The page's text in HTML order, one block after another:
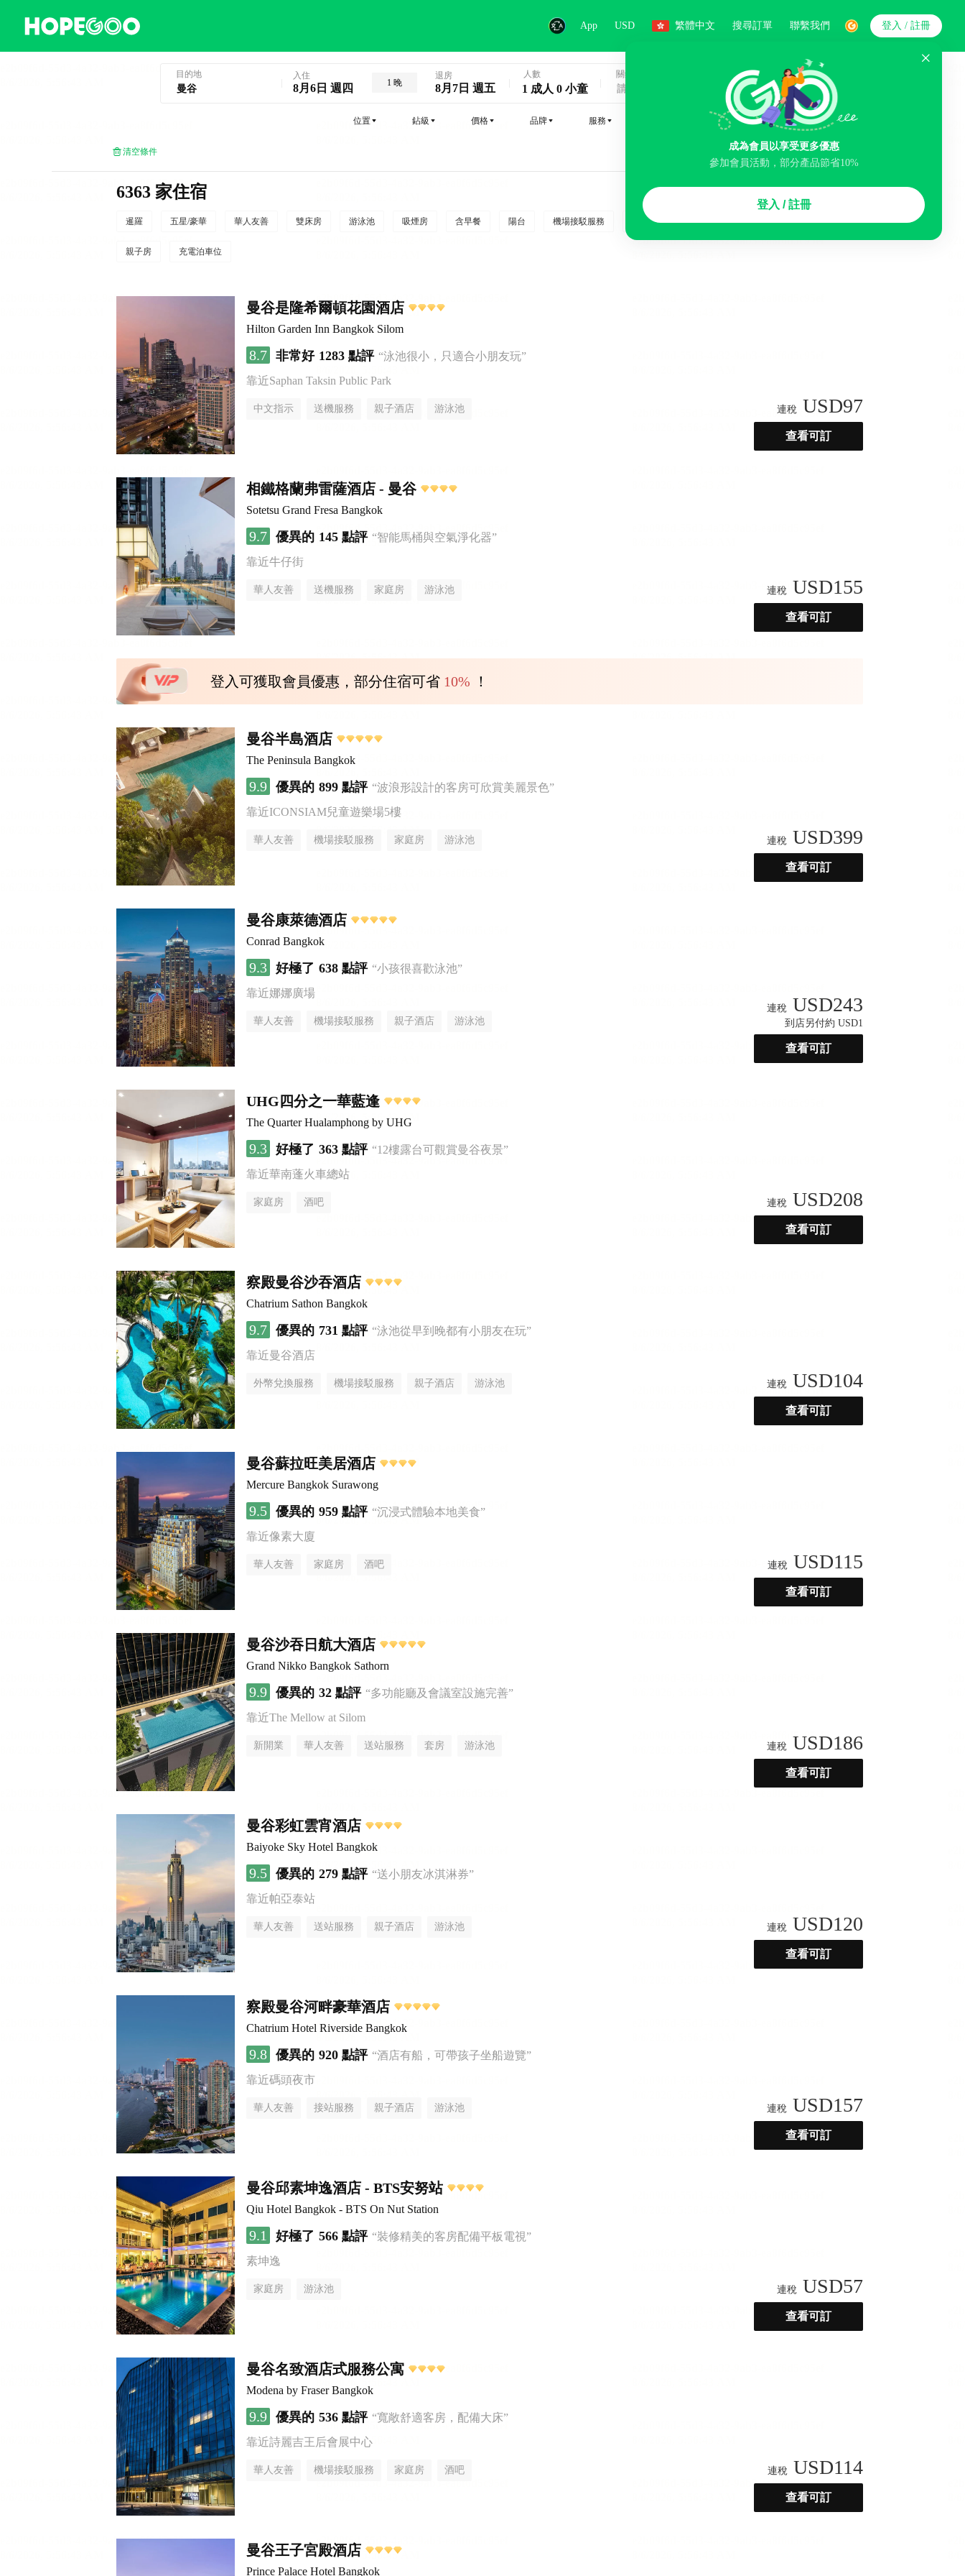
App USD 繁體中文 搜尋訂單 聯繫我們
成為會員以享受更多優惠
參加會員活動，部分產品節省10%
登入 / 註冊
登入 / 註冊
目的地 入住
8月6日 週四 1 晚
退房
8月7日 週五
人數
1 成人 0 小童
關鍵字
搜索
位置 鉆級 價格 品牌 服務
清空條件
6363 家住宿
暹羅 五星/豪華 華人友善 雙床房 游泳池 吸煙房 含早餐 陽台 機場接駁服務 吸煙區 免費取消 民宿 泊車場
親子房 充電泊車位
曼谷是隆希爾頓花園酒店
Hilton Garden Inn Bangkok Silom
8.7 非常好 1283 點評 “泳池很小，只適合小朋友玩”
靠近Saphan Taksin Public Park
中文指示 送機服務 親子酒店 游泳池 連稅 USD97
查看可訂
相鐵格蘭弗雷薩酒店 - 曼谷
Sotetsu Grand Fresa Bangkok
9.7 優異的 145 點評 “智能馬桶與空氣淨化器”
靠近牛仔街
華人友善 送機服務 家庭房 游泳池 連稅 USD155
查看可訂
登入可獲取會員優惠，部分住宿可省 10% ！
曼谷半島酒店
The Peninsula Bangkok
9.9 優異的 899 點評 “波浪形設計的客房可欣賞美麗景色”
靠近ICONSIAM兒童遊樂場5樓
華人友善 機場接駁服務 家庭房 游泳池 連稅 USD399
查看可訂
曼谷康萊德酒店
Conrad Bangkok
9.3 好極了 638 點評 “小孩很喜歡泳池”
靠近娜娜廣場
華人友善 機場接駁服務 親子酒店 游泳池
連稅 USD243
到店另付約 USD1
查看可訂
UHG四分之一華藍逢
The Quarter Hualamphong by UHG
9.3 好極了 363 點評 “12樓露台可觀賞曼谷夜景”
靠近華南蓬火車總站
家庭房 酒吧 連稅 USD208
查看可訂
察殿曼谷沙吞酒店
Chatrium Sathon Bangkok
9.7 優異的 731 點評 “泳池從早到晚都有小朋友在玩”
靠近曼谷酒店
外幣兌換服務 機場接駁服務 親子酒店 游泳池 連稅 USD104
查看可訂
曼谷蘇拉旺美居酒店
Mercure Bangkok Surawong
9.5 優異的 959 點評 “沉浸式體驗本地美食”
靠近像素大廈
華人友善 家庭房 酒吧 連稅 USD115
查看可訂
曼谷沙吞日航大酒店
Grand Nikko Bangkok Sathorn
9.9 優異的 32 點評 “多功能廳及會議室設施完善”
靠近The Mellow at Silom
新開業 華人友善 送站服務 套房 游泳池 連稅 USD186
查看可訂
曼谷彩虹雲宵酒店
Baiyoke Sky Hotel Bangkok
9.5 優異的 279 點評 “送小朋友冰淇淋券”
靠近帕亞泰站
華人友善 送站服務 親子酒店 游泳池 連稅 USD120
查看可訂
察殿曼谷河畔豪華酒店
Chatrium Hotel Riverside Bangkok
9.8 優異的 920 點評 “酒店有船，可帶孩子坐船遊覽”
靠近碼頭夜市
華人友善 接站服務 親子酒店 游泳池 連稅 USD157
查看可訂
曼谷邱素坤逸酒店 - BTS安努站
Qiu Hotel Bangkok - BTS On Nut Station
9.1 好極了 566 點評 “裝修精美的客房配備平板電視”
素坤逸
家庭房 游泳池 連稅 USD57
查看可訂
曼谷名致酒店式服務公寓
Modena by Fraser Bangkok
9.9 優異的 536 點評 “寬敞舒適客房，配備大床”
靠近詩麗吉王后會展中心
華人友善 機場接駁服務 家庭房 酒吧 連稅 USD114
查看可訂
曼谷王子宮殿酒店
Prince Palace Hotel Bangkok